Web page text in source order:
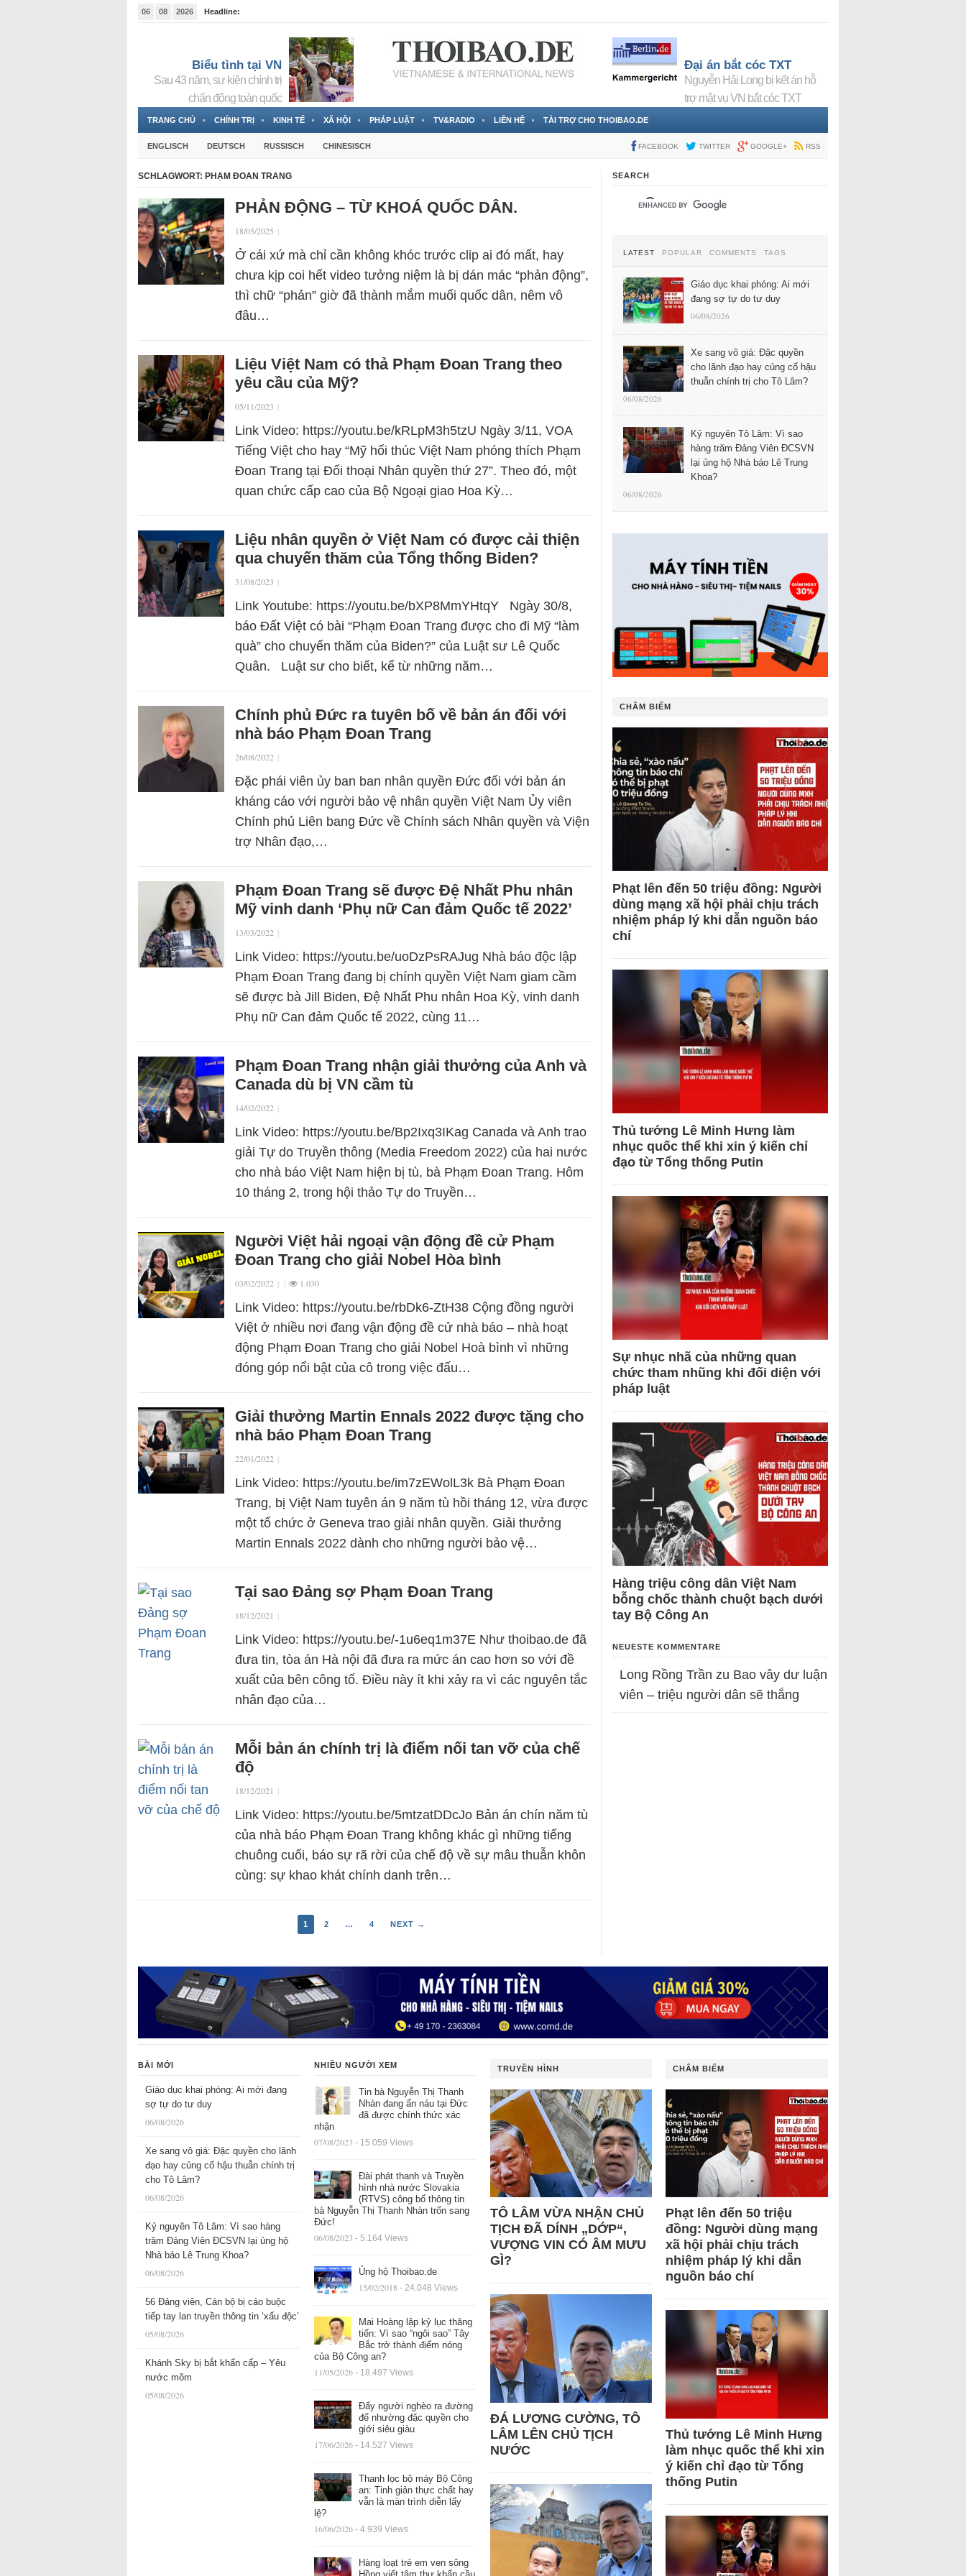
06 08 2026
Headline:
Biểu tình tại VN
Sau 43 năm, sự kiện chính trị
chấn động toàn quốc
Đại án bắt cóc TXT
Nguyễn Hải Long bị kết án hỗ
trợ mật vụ VN bắt cóc TXT
TRANG CHỦ CHÍNH TRỊ KINH TẾ XÃ HỘI PHÁP LUẬT TV&RADIO LIÊN HỆ TÀI TRỢ CHO THOIBAO.DE
ENGLISCH DEUTSCH RUSSISCH CHINESISCH FACEBOOK TWITTER GOOGLE+ RSS
SCHLAGWORT: PHẠM ĐOAN TRANG
PHẢN ĐỘNG – TỪ KHOÁ QUỐC DÂN.
18/05/2025 |
Ở cái xứ mà chỉ cần không khóc trước clip ai đó mất, hay
chưa kịp coi hết video tưởng niệm là bị dán mác “phản động”,
thì chữ “phản” giờ đã thành mắm muối quốc dân, nêm vô
đâu…
Liệu Việt Nam có thả Phạm Đoan Trang theo
yêu cầu của Mỹ?
05/11/2023 |
Link Video: https://youtu.be/kRLpM3h5tzU Ngày 3/11, VOA
Tiếng Việt cho hay “Mỹ hối thúc Việt Nam phóng thích Phạm
Đoan Trang tại Đối thoại Nhân quyền thứ 27”. Theo đó, một
quan chức cấp cao của Bộ Ngoại giao Hoa Kỳ…
Liệu nhân quyền ở Việt Nam có được cải thiện
qua chuyến thăm của Tổng thống Biden?
31/08/2023 |
Link Youtube: https://youtu.be/bXP8MmYHtqY Ngày 30/8,
báo Đất Việt có bài “Phạm Đoan Trang được cho đi Mỹ “làm
quà” cho chuyến thăm của Biden?” của Luật sư Lê Quốc
Quân. Luật sư cho biết, kể từ những năm…
Chính phủ Đức ra tuyên bố về bản án đối với
nhà báo Phạm Đoan Trang
26/08/2022 |
Đặc phái viên ủy ban ban nhân quyền Đức đối với bản án
kháng cáo với người bảo vệ nhân quyền Việt Nam Ủy viên
Chính phủ Liên bang Đức về Chính sách Nhân quyền và Viện
trợ Nhân đạo,…
Phạm Đoan Trang sẽ được Đệ Nhất Phu nhân
Mỹ vinh danh ‘Phụ nữ Can đảm Quốc tế 2022’
13/03/2022 |
Link Video: https://youtu.be/uoDzPsRAJug Nhà báo độc lập
Phạm Đoan Trang đang bị chính quyền Việt Nam giam cầm
sẽ được bà Jill Biden, Đệ Nhất Phu nhân Hoa Kỳ, vinh danh
Phụ nữ Can đảm Quốc tế 2022, cùng 11…
Phạm Đoan Trang nhận giải thưởng của Anh và
Canada dù bị VN cầm tù
14/02/2022 |
Link Video: https://youtu.be/Bp2Ixq3IKag Canada và Anh trao
giải Tự do Truyền thông (Media Freedom 2022) của hai nước
cho nhà báo Việt Nam hiện bị tù, bà Phạm Đoan Trang. Hôm
10 tháng 2, trong hội thảo Tự do Truyền…
Người Việt hải ngoại vận động đề cử Phạm
Đoan Trang cho giải Nobel Hòa bình
03/02/2022 | | 1.030
Link Video: https://youtu.be/rbDk6-ZtH38 Cộng đồng người
Việt ở nhiều nơi đang vận động đề cử nhà báo – nhà hoạt
động Phạm Đoan Trang cho giải Nobel Hoà bình vì những
đóng góp nổi bật của cô trong việc đấu…
Giải thưởng Martin Ennals 2022 được tặng cho
nhà báo Phạm Đoan Trang
22/01/2022 |
Link Video: https://youtu.be/im7zEWolL3k Bà Phạm Đoan
Trang, bị Việt Nam tuyên án 9 năm tù hồi tháng 12, vừa được
một tổ chức ở Geneva trao giải nhân quyền. Giải thưởng
Martin Ennals 2022 dành cho những người bảo vệ…
Tại sao Đảng sợ Phạm Đoan Trang
18/12/2021 |
Link Video: https://youtu.be/-1u6eq1m37E Như thoibao.de đã
đưa tin, tòa án Hà nội đã đưa ra mức án cao hơn so với đề
xuất của bên công tố. Điều này ít khi xảy ra vì các nguyên tắc
nhân đạo của…
Mỗi bản án chính trị là điểm nối tan vỡ của chế
độ
18/12/2021 |
Link Video: https://youtu.be/5mtzatDDcJo Bản án chín năm tù
của nhà báo Phạm Đoan Trang không khác gì những tiếng
chuông cuối, báo sự rã rời của chế độ về sự mâu thuẫn khôn
cùng: sự khao khát chính danh trên…
1 2 … 4 NEXT →
SEARCH
LATEST POPULAR COMMENTS TAGS
Giáo dục khai phóng: Ai mới
đang sợ tự do tư duy
06/08/2026
Xe sang vô giá: Đặc quyền
cho lãnh đạo hay củng cố hậu
thuẫn chính trị cho Tô Lâm?
06/08/2026
Kỷ nguyên Tô Lâm: Vì sao
hàng trăm Đảng Viên ĐCSVN
lại ủng hộ Nhà báo Lê Trung
Khoa?
06/08/2026
CHÂM BIẾM
Phạt lên đến 50 triệu đồng: Người
dùng mạng xã hội phải chịu trách
nhiệm pháp lý khi dẫn nguồn báo
chí
Thủ tướng Lê Minh Hưng làm
nhục quốc thể khi xin ý kiến chỉ
đạo từ Tổng thống Putin
Sự nhục nhã của những quan
chức tham nhũng khi đối diện với
pháp luật
Hàng triệu công dân Việt Nam
bỗng chốc thành chuột bạch dưới
tay Bộ Công An
NEUESTE KOMMENTARE
Long Rồng Trần zu Bao vây dư luận
viên – triệu người dân sẽ thắng
BÀI MỚI
Giáo dục khai phóng: Ai mới đang
sợ tự do tư duy
06/08/2026
Xe sang vô giá: Đặc quyền cho lãnh
đạo hay củng cố hậu thuẫn chính trị
cho Tô Lâm?
06/08/2026
Kỷ nguyên Tô Lâm: Vì sao hàng
trăm Đảng Viên ĐCSVN lại ủng hộ
Nhà báo Lê Trung Khoa?
06/08/2026
56 Đảng viên, Cán bộ bị cáo buộc
tiếp tay lan truyền thông tin ‘xấu độc’
05/08/2026
Khánh Sky bị bắt khẩn cấp – Yêu
nước mõm
05/08/2026
NHIỀU NGƯỜI XEM
Tin bà Nguyễn Thị Thanh
Nhàn đang ẩn náu tại Đức
đã được chính thức xác
nhận
07/08/2023 - 15.059 Views
Đài phát thanh và Truyền
hình nhà nước Slovakia
(RTVS) công bố thông tin
bà Nguyễn Thị Thanh Nhàn trốn sang
Đức!
06/08/2023 - 5.164 Views
Ủng hộ Thoibao.de
15/02/2018 - 24.048 Views
Mai Hoàng lập kỷ lục thăng
tiến: Vì sao “ngôi sao” Tây
Bắc trở thành điểm nóng
của Bộ Công an?
11/05/2026 - 18.497 Views
Đẩy người nghèo ra đường
để nhường đặc quyền cho
giới siêu giàu
17/06/2026 - 14.527 Views
Thanh lọc bộ máy Bộ Công
an: Tinh giản thực chất hay
vẫn là màn trình diễn lấy
lệ?
16/06/2026 - 4.939 Views
Hàng loạt trẻ em ven sông
TRUYỀN HÌNH
TÔ LÂM VỪA NHẬN CHỦ
TỊCH ĐÃ DÍNH „DỚP“,
VƯỢNG VIN CÓ ÂM MƯU
GÌ?
ĐÁ LƯƠNG CƯỜNG, TÔ
LÂM LÊN CHỦ TỊCH
NƯỚC
CHÂM BIẾM
Phạt lên đến 50 triệu
đồng: Người dùng mạng
xã hội phải chịu trách
nhiệm pháp lý khi dẫn
nguồn báo chí
Thủ tướng Lê Minh Hưng
làm nhục quốc thể khi xin
ý kiến chỉ đạo từ Tổng
thống Putin